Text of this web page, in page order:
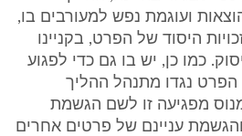
ועוגמת נפש למעורבים בו,
היסוד של הפרט, בקניינו
כמו כן, יש בו גם כדי לפגוע
נגדו מתנהל ההליך
מפגיעה זו לשם הגשמת
עניינם של פרטים אחרים